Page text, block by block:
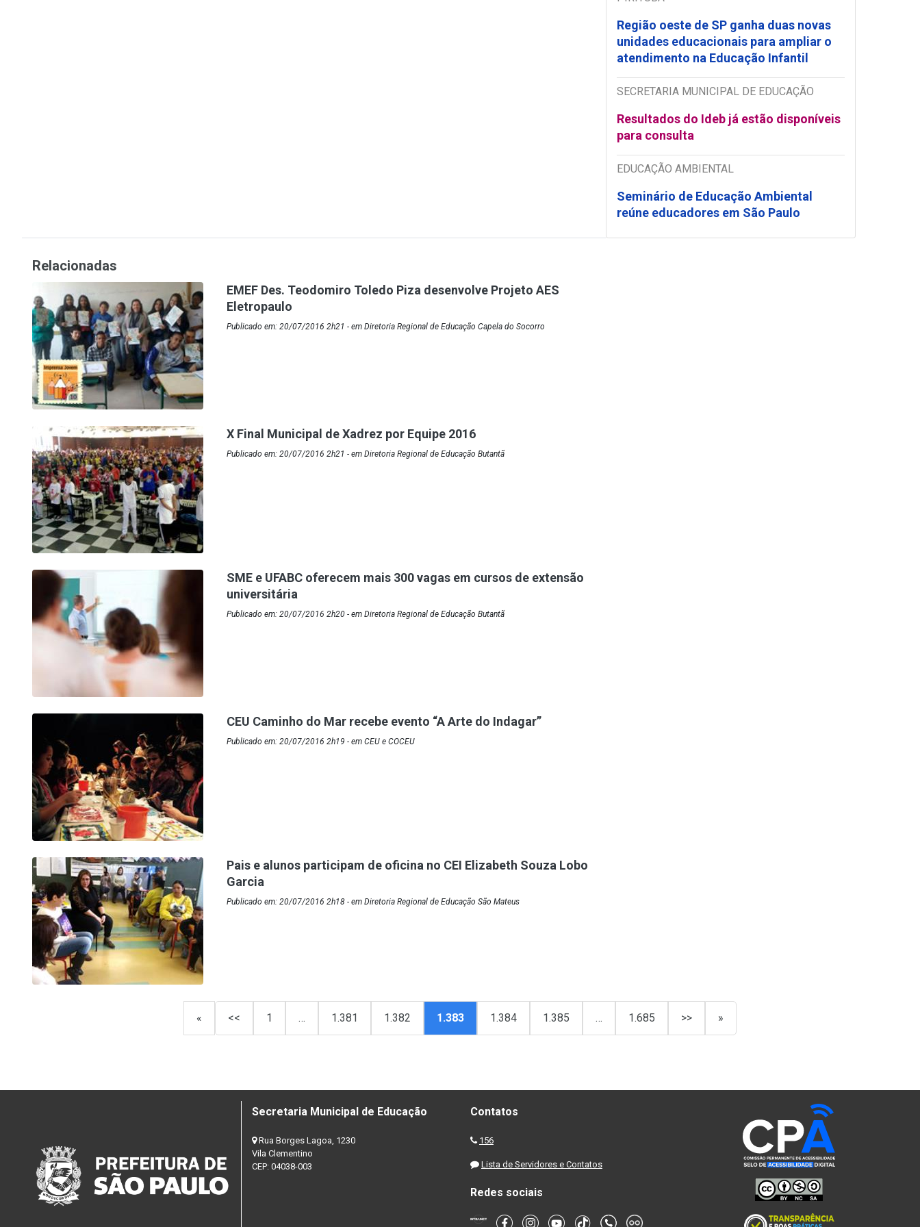
Região oeste de SP ganha duas novas
unidades educacionais para ampliar o
atendimento na Educação Infantil
SECRETARIA MUNICIPAL DE EDUCAÇÃO
Resultados do Ideb já estão disponíveis
para consulta
EDUCAÇÃO AMBIENTAL
Seminário de Educação Ambiental
reúne educadores em São Paulo
Relacionadas
EMEF Des. Teodomiro Toledo Piza desenvolve Projeto AES
Eletropaulo
Publicado em: 20/07/2016 2h21 - em Diretoria Regional de Educação Capela do Socorro
X Final Municipal de Xadrez por Equipe 2016
Publicado em: 20/07/2016 2h21 - em Diretoria Regional de Educação Butantã
SME e UFABC oferecem mais 300 vagas em cursos de extensão
universitária
Publicado em: 20/07/2016 2h20 - em Diretoria Regional de Educação Butantã
CEU Caminho do Mar recebe evento “A Arte do Indagar”
Publicado em: 20/07/2016 2h19 - em CEU e COCEU
Pais e alunos participam de oficina no CEI Elizabeth Souza Lobo
Garcia
Publicado em: 20/07/2016 2h18 - em Diretoria Regional de Educação São Mateus
« << 1 … 1.381 1.382 1.383 1.384 1.385 … 1.685 >> »
Secretaria Municipal de Educação
Rua Borges Lagoa, 1230
Vila Clementino
CEP: 04038-003
Contatos
156
Lista de Servidores e Contatos
Redes sociais